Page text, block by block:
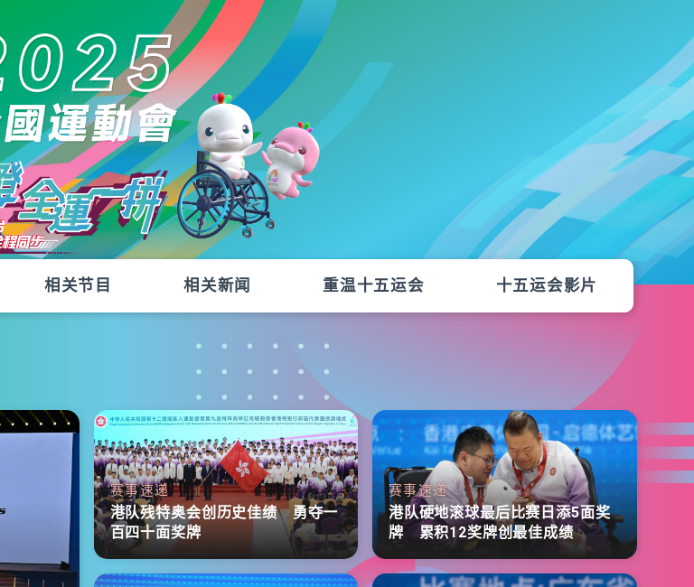
相关节目 相关新闻 重温十五运会 十五运会影片
赛事速递
港队残特奥会创历史佳绩 勇夺一
百四十面奖牌
赛事速递
港队硬地滚球最后比赛日添5面奖
牌 累积12奖牌创最佳成绩